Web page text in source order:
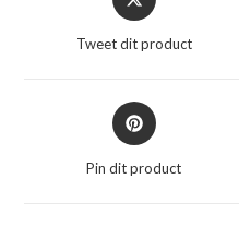
in
nieuw
Tweet dit product
Opent
in
nieuw
Pin dit product